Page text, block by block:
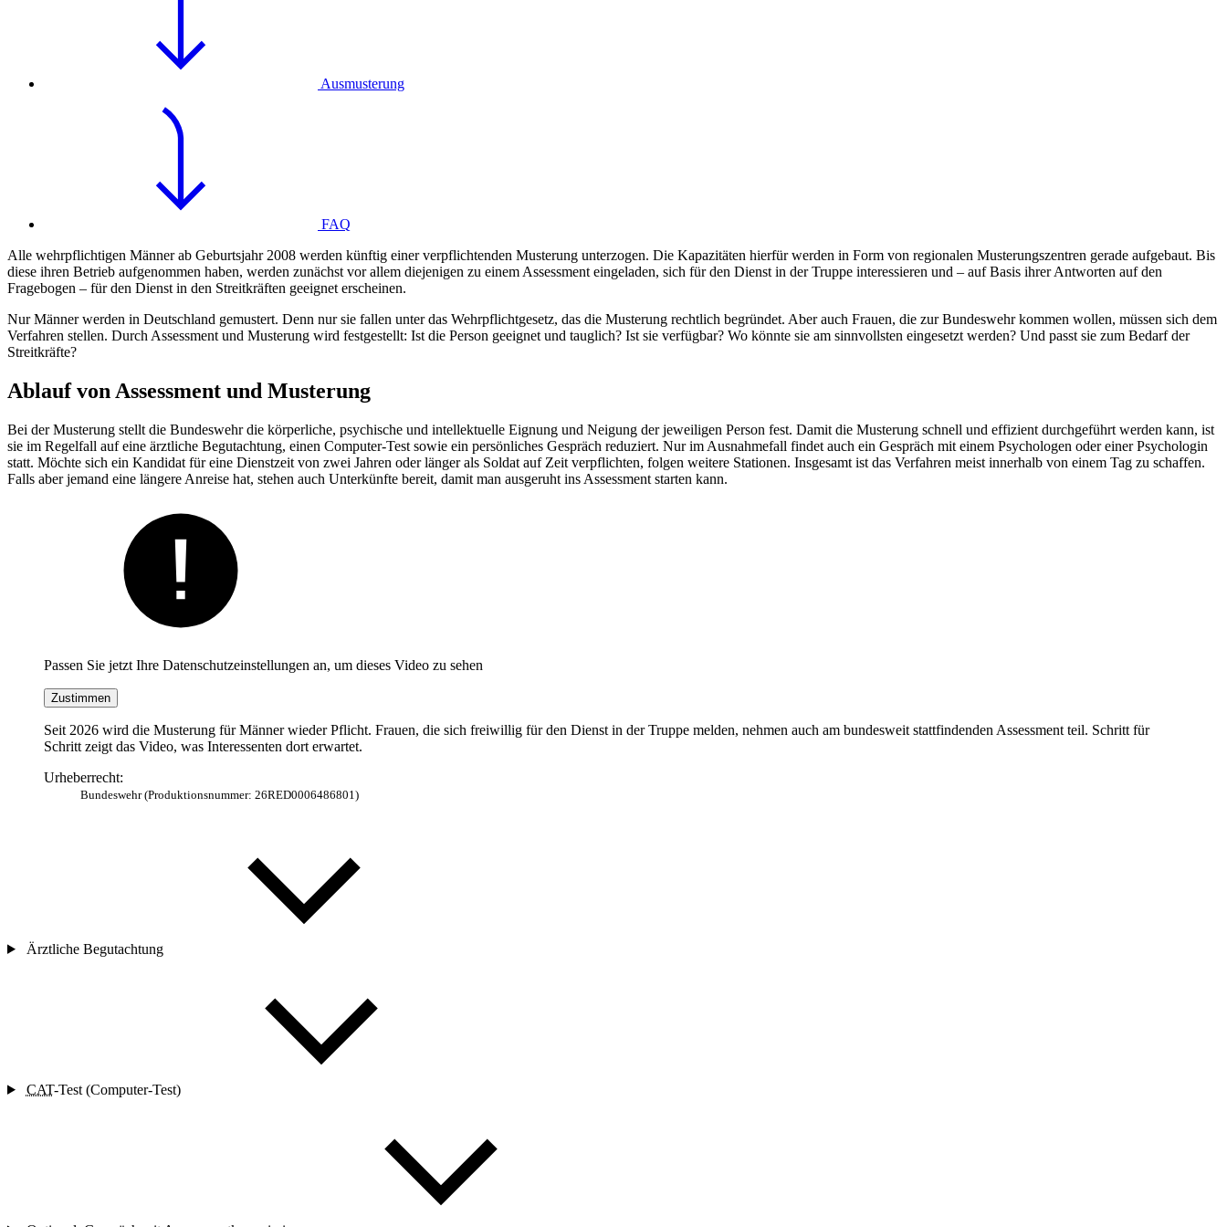
Ausmusterung
FAQ
Alle wehrpflichtigen Männer ab Geburtsjahr 2008 werden künftig einer verpflichtenden Musterung unterzogen. Die Kapazitäten hierfür werden in Form von regionalen Musterungszentren gerade aufgebaut. Bis
diese ihren Betrieb aufgenommen haben, werden zunächst vor allem diejenigen zu einem Assessment eingeladen, sich für den Dienst in der Truppe interessieren und – auf Basis ihrer Antworten auf den
Fragebogen – für den Dienst in den Streitkräften geeignet erscheinen.
Nur Männer werden in Deutschland gemustert. Denn nur sie fallen unter das Wehrpflichtgesetz, das die Musterung rechtlich begründet. Aber auch Frauen, die zur Bundeswehr kommen wollen, müssen sich dem
Verfahren stellen. Durch Assessment und Musterung wird festgestellt: Ist die Person geeignet und tauglich? Ist sie verfügbar? Wo könnte sie am sinnvollsten eingesetzt werden? Und passt sie zum Bedarf der
Streitkräfte?
Ablauf von Assessment und Musterung
Bei der Musterung stellt die Bundeswehr die körperliche, psychische und intellektuelle Eignung und Neigung der jeweiligen Person fest. Damit die Musterung schnell und effizient durchgeführt werden kann, ist
sie im Regelfall auf eine ärztliche Begutachtung, einen Computer-Test sowie ein persönliches Gespräch reduziert. Nur im Ausnahmefall findet auch ein Gespräch mit einem Psychologen oder einer Psychologin
statt. Möchte sich ein Kandidat für eine Dienstzeit von zwei Jahren oder länger als Soldat auf Zeit verpflichten, folgen weitere Stationen. Insgesamt ist das Verfahren meist innerhalb von einem Tag zu schaffen.
Falls aber jemand eine längere Anreise hat, stehen auch Unterkünfte bereit, damit man ausgeruht ins Assessment starten kann.
Passen Sie jetzt Ihre Datenschutzeinstellungen an, um dieses Video zu sehen
Zustimmen
Seit 2026 wird die Musterung für Männer wieder Pflicht. Frauen, die sich freiwillig für den Dienst in der Truppe melden, nehmen auch am bundesweit stattfindenden Assessment teil. Schritt für
Schritt zeigt das Video, was Interessenten dort erwartet.
Urheberrecht:
Bundeswehr (Produktionsnummer: 26RED0006486801)
Ärztliche Begutachtung
CAT-Test (Computer-Test)